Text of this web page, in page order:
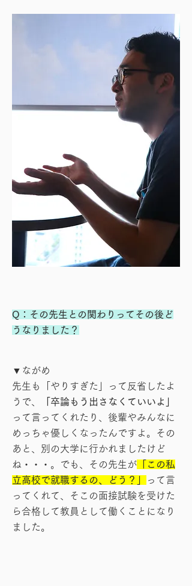
Q：その先生との関わりってその後ど
うなりました？
▼ながめ
先生も「やりすぎた」って反省したよ
うで、
「卒論もう出さなくていいよ」
って言ってくれたり、後輩やみんなに
めっちゃ優しくなったんですよ。その
あと、別の大学に行かれましたけど
ね・・・。でも、その先生が 「この私
立高校で就職するの、どう？」
って言
ってくれて、そこの面接試験を受けた
ら合格して教員として働くことになり
ました。